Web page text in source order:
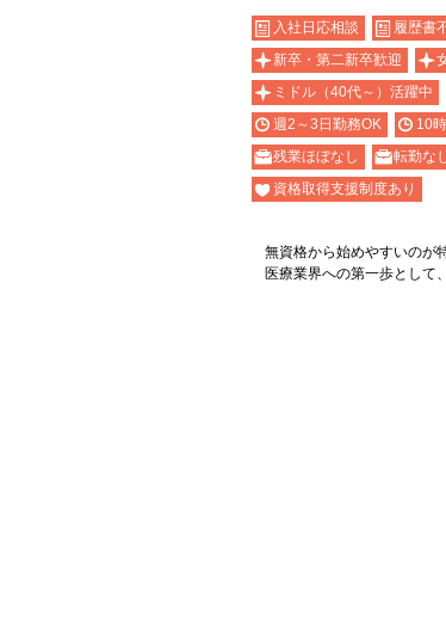
入社日応相談 履歴書
新卒・第二新卒歓迎
ミドル（40代～）活躍中
週2～3日勤務OK
10
残業ほぼなし
転勤な
資格取得支援制度あり
無資格から始めやすいのが
医療業界への第一歩として